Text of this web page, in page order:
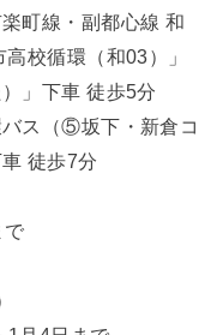
町線・副都心線 和
校循環（和03）」
」下車 徒歩5分
ス（⑤坂下・新倉コ
徒歩7分
で